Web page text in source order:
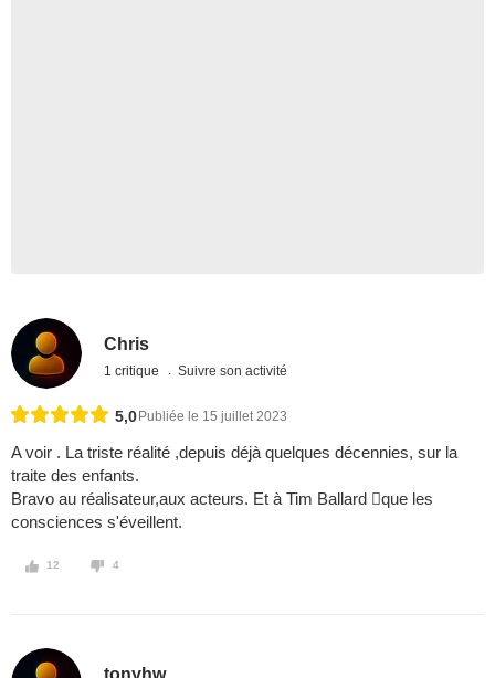
Chris
1 critique Suivre son activité
5,0 Publiée le 15 juillet 2023
A voir . La triste réalité ,depuis déjà quelques décennies, sur la
traite des enfants.
Bravo au réalisateur,aux acteurs. Et à Tim Ballard que les
consciences s'éveillent.
12 4
tonyhw